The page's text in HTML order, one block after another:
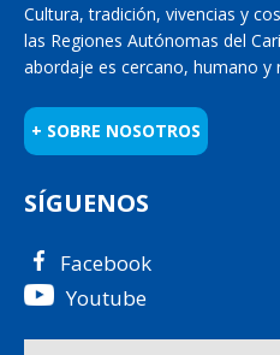
Cultura, tradición, vivencias y
las Regiones Autónomas del
abordaje es cercano, humano y
+ SOBRE NOSOTROS
SÍGUENOS
Facebook
Youtube